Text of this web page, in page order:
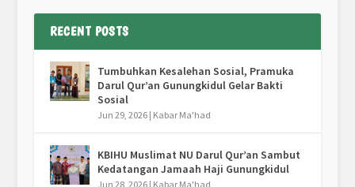
RECENT POSTS
Tumbuhkan Kesalehan Sosial, Pramuka
Darul Qur’an Gunungkidul Gelar Bakti
Sosial
Jun 29, 2026| Kabar Ma'had
KBIHU Muslimat NU Darul Qur’an Sambut
Kedatangan Jamaah Haji Gunungkidul
Jun 28, 2026| Kabar Ma'had